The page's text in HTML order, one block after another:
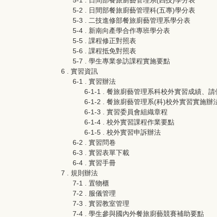
5-2 . 日間部餐旅廚藝管理科(五專)學分表
5-3 . 二技進修部餐旅廚藝管理系學分表
5-4 . 新南向產學合作專班學分表
5-5 . 課程修正對照表
5-6 . 課程抵免對照表
5-7 . 學生專業參訪課程實施要點
6 . 實習資訊
6-1 . 實習辦法
6-1-1 . 餐旅廚藝管理系科校外實習成績、請
6-1-2 . 餐旅廚藝管理系(科)校外實習實施辦
6-1-3 . 實習委員會組織章程
6-1-4 . 校外實習課程作業要點
6-1-5 . 校外實習申訴辦法
6-2 . 實習問卷
6-3 . 實習表單下載
6-4 . 實習手冊
7 . 規則辦法
7-1 . 置物櫃
7-2 . 服儀管理
7-3 . 實習教室管理
7-4 . 學生參與國內外餐旅廚藝競賽補助要點